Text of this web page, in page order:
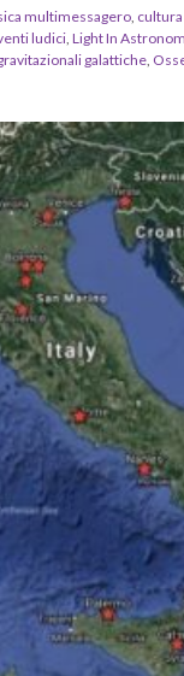
multimessagero,
ludici, Light In
galattiche,